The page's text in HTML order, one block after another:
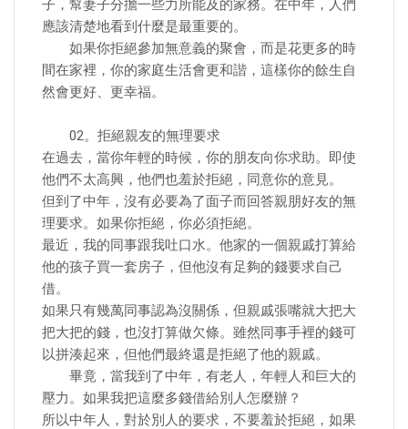
子，幫妻子分擔一些力所能及的家務。在中年，人們
應該清楚地看到什麼是最重要的。
如果你拒絕參加無意義的聚會，而是花更多的時
間在家裡，你的家庭生活會更和諧，這樣你的餘生自
然會更好、更幸福。
02。拒絕親友的無理要求
在過去，當你年輕的時候，你的朋友向你求助。即使
他們不太高興，他們也羞於拒絕，同意你的意見。
但到了中年，沒有必要為了面子而回答親朋好友的無
理要求。如果你拒絕，你必須拒絕。
最近，我的同事跟我吐口水。他家的一個親戚打算給
他的孩子買一套房子，但他沒有足夠的錢要求自己
借。
如果只有幾萬同事認為沒關係，但親戚張嘴就大把大
把大把的錢，也沒打算做欠條。雖然同事手裡的錢可
以拼湊起來，但他們最終還是拒絕了他的親戚。
畢竟，當我到了中年，有老人，年輕人和巨大的
壓力。如果我把這麼多錢借給別人怎麼辦？
所以中年人，對於別人的要求，不要羞於拒絕，如果